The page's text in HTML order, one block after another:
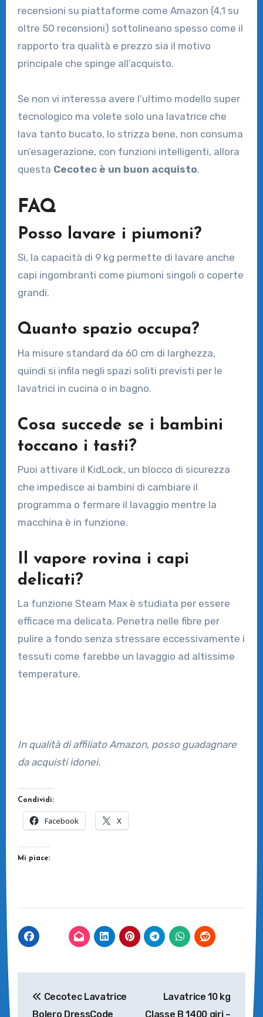
recensioni su piattaforme come Amazon (4,1 su
oltre 50 recensioni) sottolineano spesso come il
rapporto tra qualità e prezzo sia il motivo
principale che spinge all’acquisto.
Se non vi interessa avere l’ultimo modello super
tecnologico ma volete solo una lavatrice che
lava tanto bucato, lo strizza bene, non consuma
un’esagerazione, con funzioni intelligenti, allora
questa Cecotec è un buon acquisto.
FAQ
Posso lavare i piumoni?
Sì, la capacità di 9 kg permette di lavare anche
capi ingombranti come piumoni singoli o coperte
grandi.
Quanto spazio occupa?
Ha misure standard da 60 cm di larghezza,
quindi si infila negli spazi soliti previsti per le
lavatrici in cucina o in bagno.
Cosa succede se i bambini
toccano i tasti?
Puoi attivare il KidLock, un blocco di sicurezza
che impedisce ai bambini di cambiare il
programma o fermare il lavaggio mentre la
macchina è in funzione.
Il vapore rovina i capi
delicati?
La funzione Steam Max è studiata per essere
efficace ma delicata. Penetra nelle fibre per
pulire a fondo senza stressare eccessivamente i
tessuti come farebbe un lavaggio ad altissime
temperature.
In qualità di affiliato Amazon, posso guadagnare
da acquisti idonei.
Condividi:
Facebook X
Mi piace:
articoli
Cecotec Lavatrice
Bolero DressCode
Lavatrice 10 kg
Classe B 1400 giri –